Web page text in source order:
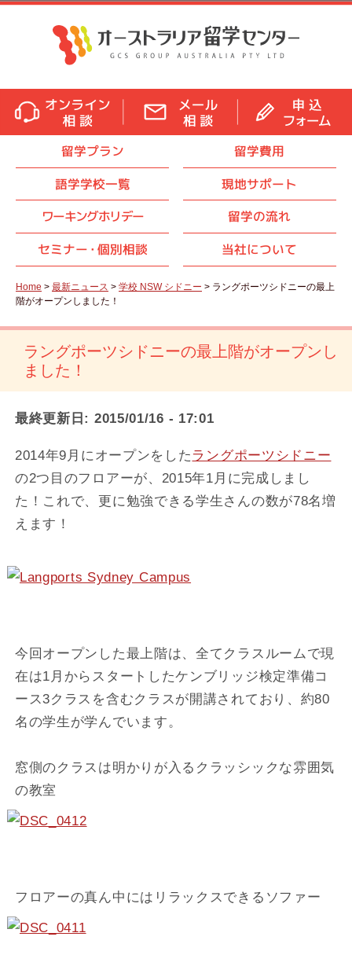
留学プラン
留学費用
語学学校一覧
現地サポート
ワーキングホリデー
留学の流れ
セミナー・ 個別相談 当社について
Home > 最新ニュース > 学校 NSW シドニー > ラングポーツシドニーの最上
階がオープンしました！
ラングポーツシドニーの最上階がオープンし
ました！
最終更新日: 2015/01/16 - 17:01
2014年9月にオープンをしたラングポーツシドニー
の2つ目のフロアーが、2015年1月に完成しまし
た！これで、更に勉強できる学生さんの数が78名増
えます！
今回オープンした最上階は、全てクラスルームで現
在は1月からスタートしたケンブリッジ検定準備コ
ース3クラスを含むクラスが開講されており、約80
名の学生が学んでいます。
窓側のクラスは明かりが入るクラッシックな雰囲気
の教室
フロアーの真ん中にはリラックスできるソファー